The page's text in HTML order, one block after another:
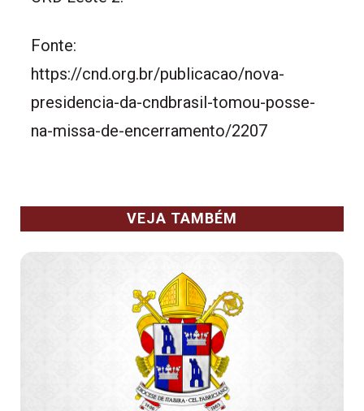
Fonte:
https://cnd.org.br/publicacao/nova-
presidencia-da-cndbrasil-tomou-posse-
na-missa-de-encerramento/2207
VEJA TAMBÉM